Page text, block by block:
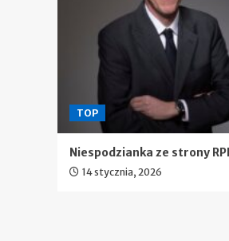
TOP
Niespodzianka ze strony
14 stycznia, 2026